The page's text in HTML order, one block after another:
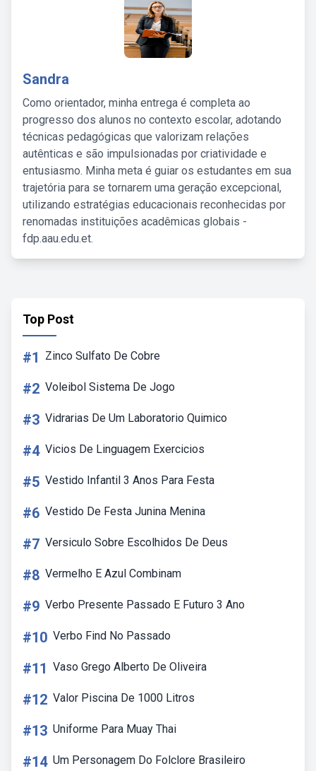
Sandra
Como orientador, minha entrega é completa ao
progresso dos alunos no contexto escolar, adotando
técnicas pedagógicas que valorizam relações
autênticas e são impulsionadas por criatividade e
entusiasmo. Minha meta é guiar os estudantes em sua
trajetória para se tornarem uma geração excepcional,
utilizando estratégias educacionais reconhecidas por
renomadas instituições acadêmicas globais -
fdp.aau.edu.et.
Top Post
#1 Zinco Sulfato De Cobre
#2 Voleibol Sistema De Jogo
#3 Vidrarias De Um Laboratorio Quimico
#4 Vicios De Linguagem Exercicios
#5 Vestido Infantil 3 Anos Para Festa
#6 Vestido De Festa Junina Menina
#7 Versiculo Sobre Escolhidos De Deus
#8 Vermelho E Azul Combinam
#9 Verbo Presente Passado E Futuro 3 Ano
#10 Verbo Find No Passado
#11 Vaso Grego Alberto De Oliveira
#12 Valor Piscina De 1000 Litros
#13 Uniforme Para Muay Thai
#14 Um Personagem Do Folclore Brasileiro